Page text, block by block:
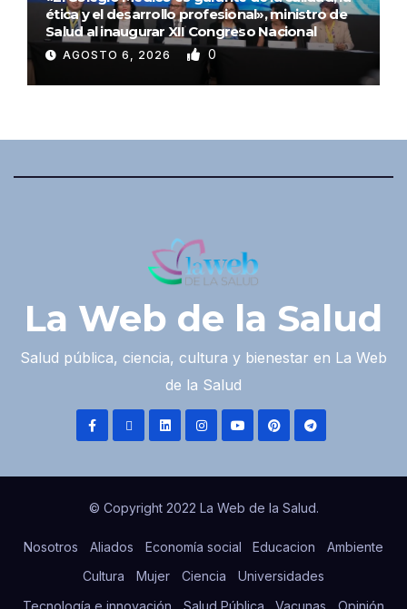
ética y el desarrollo profesional», ministro de
Salud al inaugurar XII Congreso Nacional
AGOSTO 6, 2026 0
La Web de la Salud
Salud pública, ciencia, cultura y bienestar en La Web
de la Salud
© Copyright 2022 La Web de la Salud.
Nosotros Aliados Economía social Educacion
Ambiente
Cultura
Mujer Ciencia
Universidades